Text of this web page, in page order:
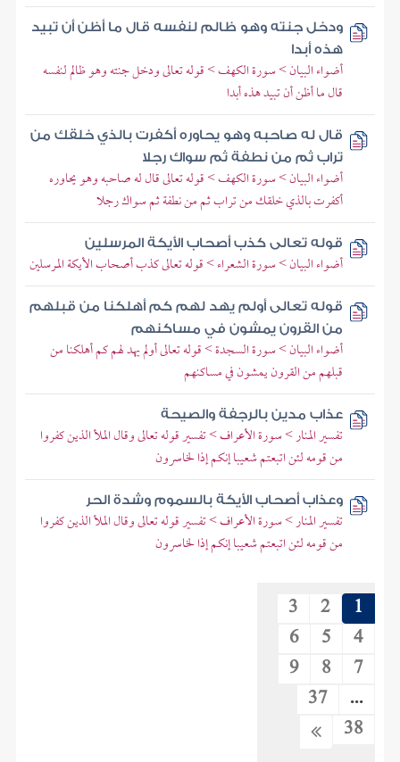
ودخل جنته وهو ظالم لنفسه قال ما أظن أن تبيد
هذه أبدا
أضواء البيان > سورة الكهف > قوله تعالى ودخل جنته وهو ظالم لنفسه
قال ما أظن أن تبيد هذه أبدا
قال له صاحبه وهو يحاوره أكفرت بالذي خلقك من
تراب ثم من نطفة ثم سواك رجلا
أضواء البيان > سورة الكهف > قوله تعالى قال له صاحبه وهو يحاوره
أكفرت بالذي خلقك من تراب ثم من نطفة ثم سواك رجلا
قوله تعالى كذب أصحاب الأيكة المرسلين
أضواء البيان > سورة الشعراء > قوله تعالى كذب أصحاب الأيكة المرسلين
قوله تعالى أولم يهد لهم كم أهلكنا من قبلهم
من القرون يمشون في مساكنهم
أضواء البيان > سورة السجدة > قوله تعالى أولم يهد لهم كم أهلكنا من
قبلهم من القرون يمشون في مساكنهم
عذاب مدين بالرجفة والصيحة
تفسير المنار > سورة الأعراف > تفسير قوله تعالى وقال الملأ الذين كفروا
من قومه لئن اتبعتم شعيبا إنكم إذا لخاسرون
وعذاب أصحاب الأيكة بالسموم وشدة الحر
تفسير المنار > سورة الأعراف > تفسير قوله تعالى وقال الملأ الذين كفروا
من قومه لئن اتبعتم شعيبا إنكم إذا لخاسرون
1
2
3
4
5
6
7
8
9
...
37
38